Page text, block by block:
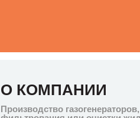
О КОМПАНИИ
Производство